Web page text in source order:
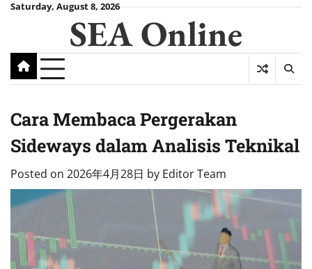
SkipSaturday, August 8, 2026
SEA Online
Cara Membaca Pergerakan
Sideways dalam Analisis Teknikal
Posted on 2026年4月28日 by Editor Team